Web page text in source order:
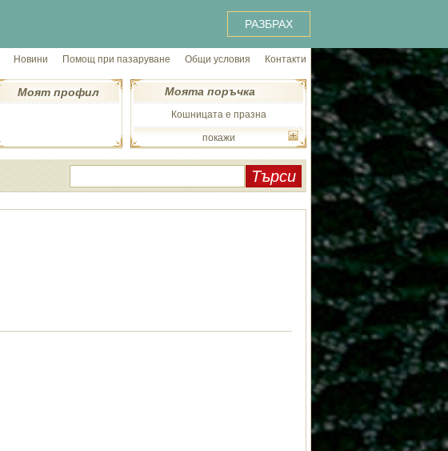
РАЗБРАХ
Новини Помощ при пазаруване Общи условия Контакти
Моят профил
Кошницата е празна
Моята поръчка
покажи